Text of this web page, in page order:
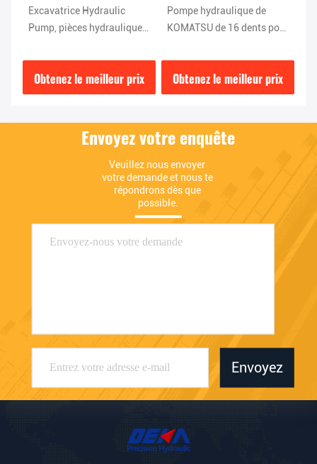
Excavatrice Hydraulic
Pump, pièces hydrauliques
KOMATSU de HPV95
KOMATSU
Obtenez le meilleur prix
Pompe hydraulique de
KOMATSU de 16 dents pour
PC200-7
Obtenez le meilleur prix
Envoyez votre enquête
Veuillez nous envoyer
votre demande et nous te
répondrons dès que
possible.
Envoyez